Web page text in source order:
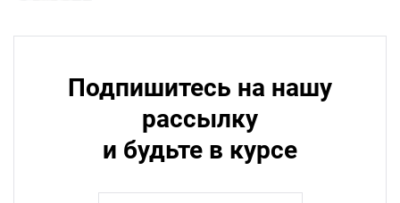
Подпишитесь на нашу
рассылку
и будьте в курсе